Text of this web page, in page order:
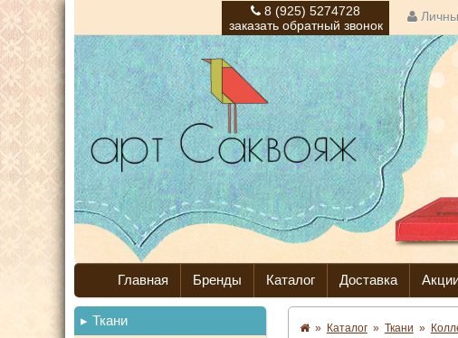
8 (925) 5274728
заказать обратный звонок
Главная Бренды Каталог Доставка
Ткани
» Каталог » Ткани »